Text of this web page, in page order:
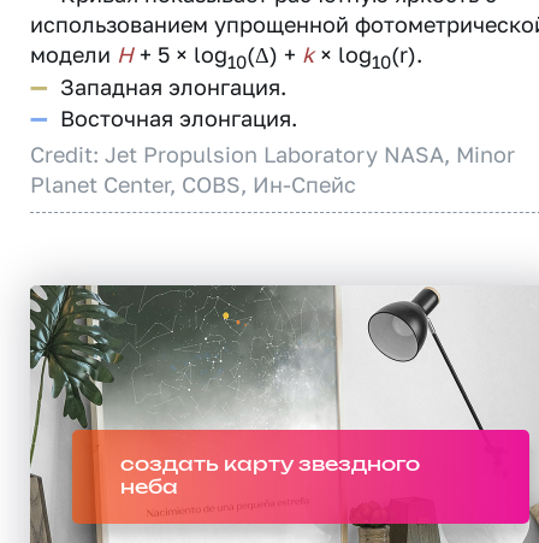
использованием упрощенной
модели H+ 5 × log10(Δ) + k× log10(r).
— Западная элонгация.
— Восточная элонгация.
Credit: Jet Propulsion Laboratory NASA, Minor
Planet Center, COBS, Ин-Спейс
создать карту звездного
неба